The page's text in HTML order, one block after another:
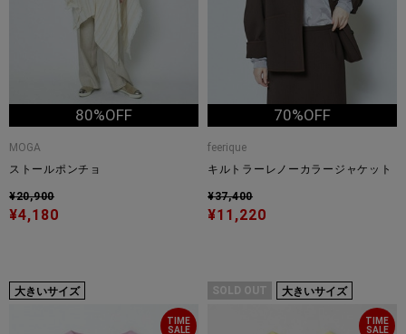
80%OFF
MOGA
ストールポンチョ
¥20,900
¥4,180
70%OFF
feerique
キルトラーレノーカラージャケット
¥37,400
¥11,220
大きいサイズ
TIME
SALE
SOLD OUT 大きいサイズ
TIME
SALE